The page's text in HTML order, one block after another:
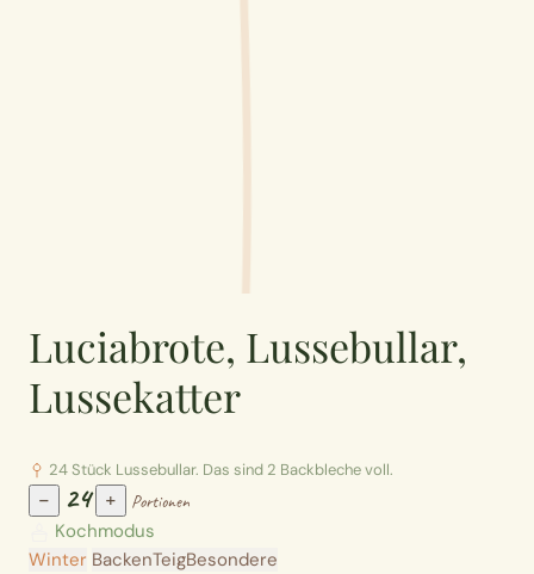
Luciabrote, Lussebullar,
Lussekatter
24 Stück Lussebullar. Das sind 2 Backbleche voll.
− 24 + Portionen
Kochmodus
Winter BackenTeigBesondere